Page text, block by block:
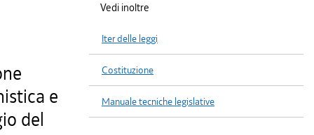
e
del
Vedi inoltre
Iter delle leggi
Costituzione
Manuale tecniche legislative